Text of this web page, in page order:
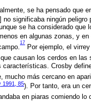
se ha pensado que
significaba ningún peligro
se ha considerado
en algunas zonas, y
17
Por ejemplo, el
causan los cerdos en las
Crosby
mucho más cercano en
1991, 85). Por tanto, era un
en piaras comiendo lo